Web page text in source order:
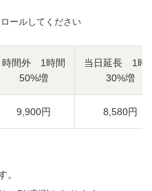
ールしてください
時間外 1時間
50%増
当日延長 1時
30%増
9,900円 8,580円
。